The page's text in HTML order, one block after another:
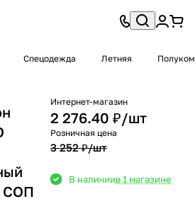
Спецодежда Летняя
СОП
Интернет-магазин
2 276.40 ₽/шт
Розничная цена
3 252 ₽/шт
В наличиив 1 магазине